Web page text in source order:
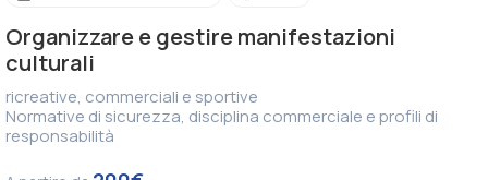
Organizzare e gestire manifestazioni
culturali
ricreative, commerciali e sportive
Normative di sicurezza, disciplina commerciale e profili di
responsabilità